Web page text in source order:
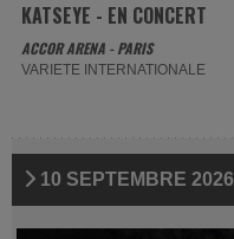
KATSEYE - EN CONCERT
ACCOR ARENA - PARIS
VARIETE INTERNATIONALE
10 SEPTEMBRE 2026